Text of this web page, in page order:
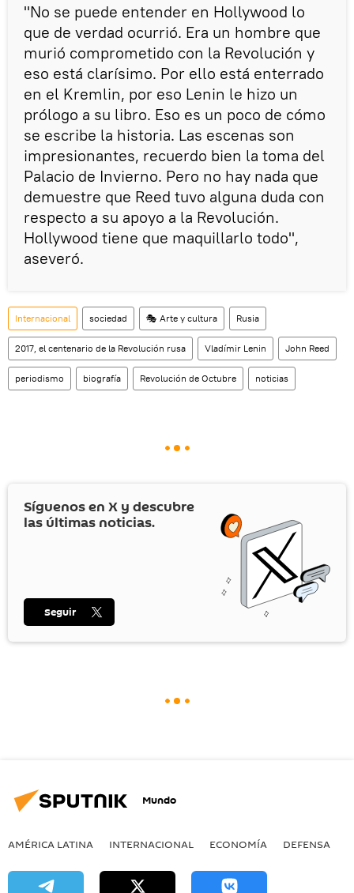
"No se puede entender en Hollywood lo
que de verdad ocurrió. Era un hombre que
murió comprometido con la Revolución y
eso está clarísimo. Por ello está enterrado
en el Kremlin, por eso Lenin le hizo un
prólogo a su libro. Eso es un poco de cómo
se escribe la historia. Las escenas son
impresionantes, recuerdo bien la toma del
Palacio de Invierno. Pero no hay nada que
demuestre que Reed tuvo alguna duda con
respecto a su apoyo a la Revolución.
Hollywood tiene que maquillarlo todo",
aseveró.
Internacional sociedad 🎭 Arte y cultura Rusia
2017, el centenario de la Revolución rusa Vladímir Lenin John Reed
periodismo biografía Revolución de Octubre noticias
Síguenos en X y descubre
las últimas noticias.
Seguir
Mundo
AMÉRICA LATINA INTERNACIONAL ECONOMÍA DEFENSA